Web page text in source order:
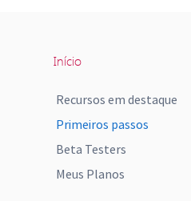
Início
Recursos em destaque
Primeiros passos
Beta Testers
Meus Planos